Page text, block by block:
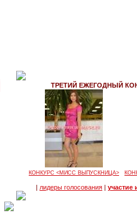
ТРЕТИЙ ЕЖЕГОДНЫЙ
КОНКУРС <МИСС ВЫПУСКНИЦА>
| лидеры голосования | участие